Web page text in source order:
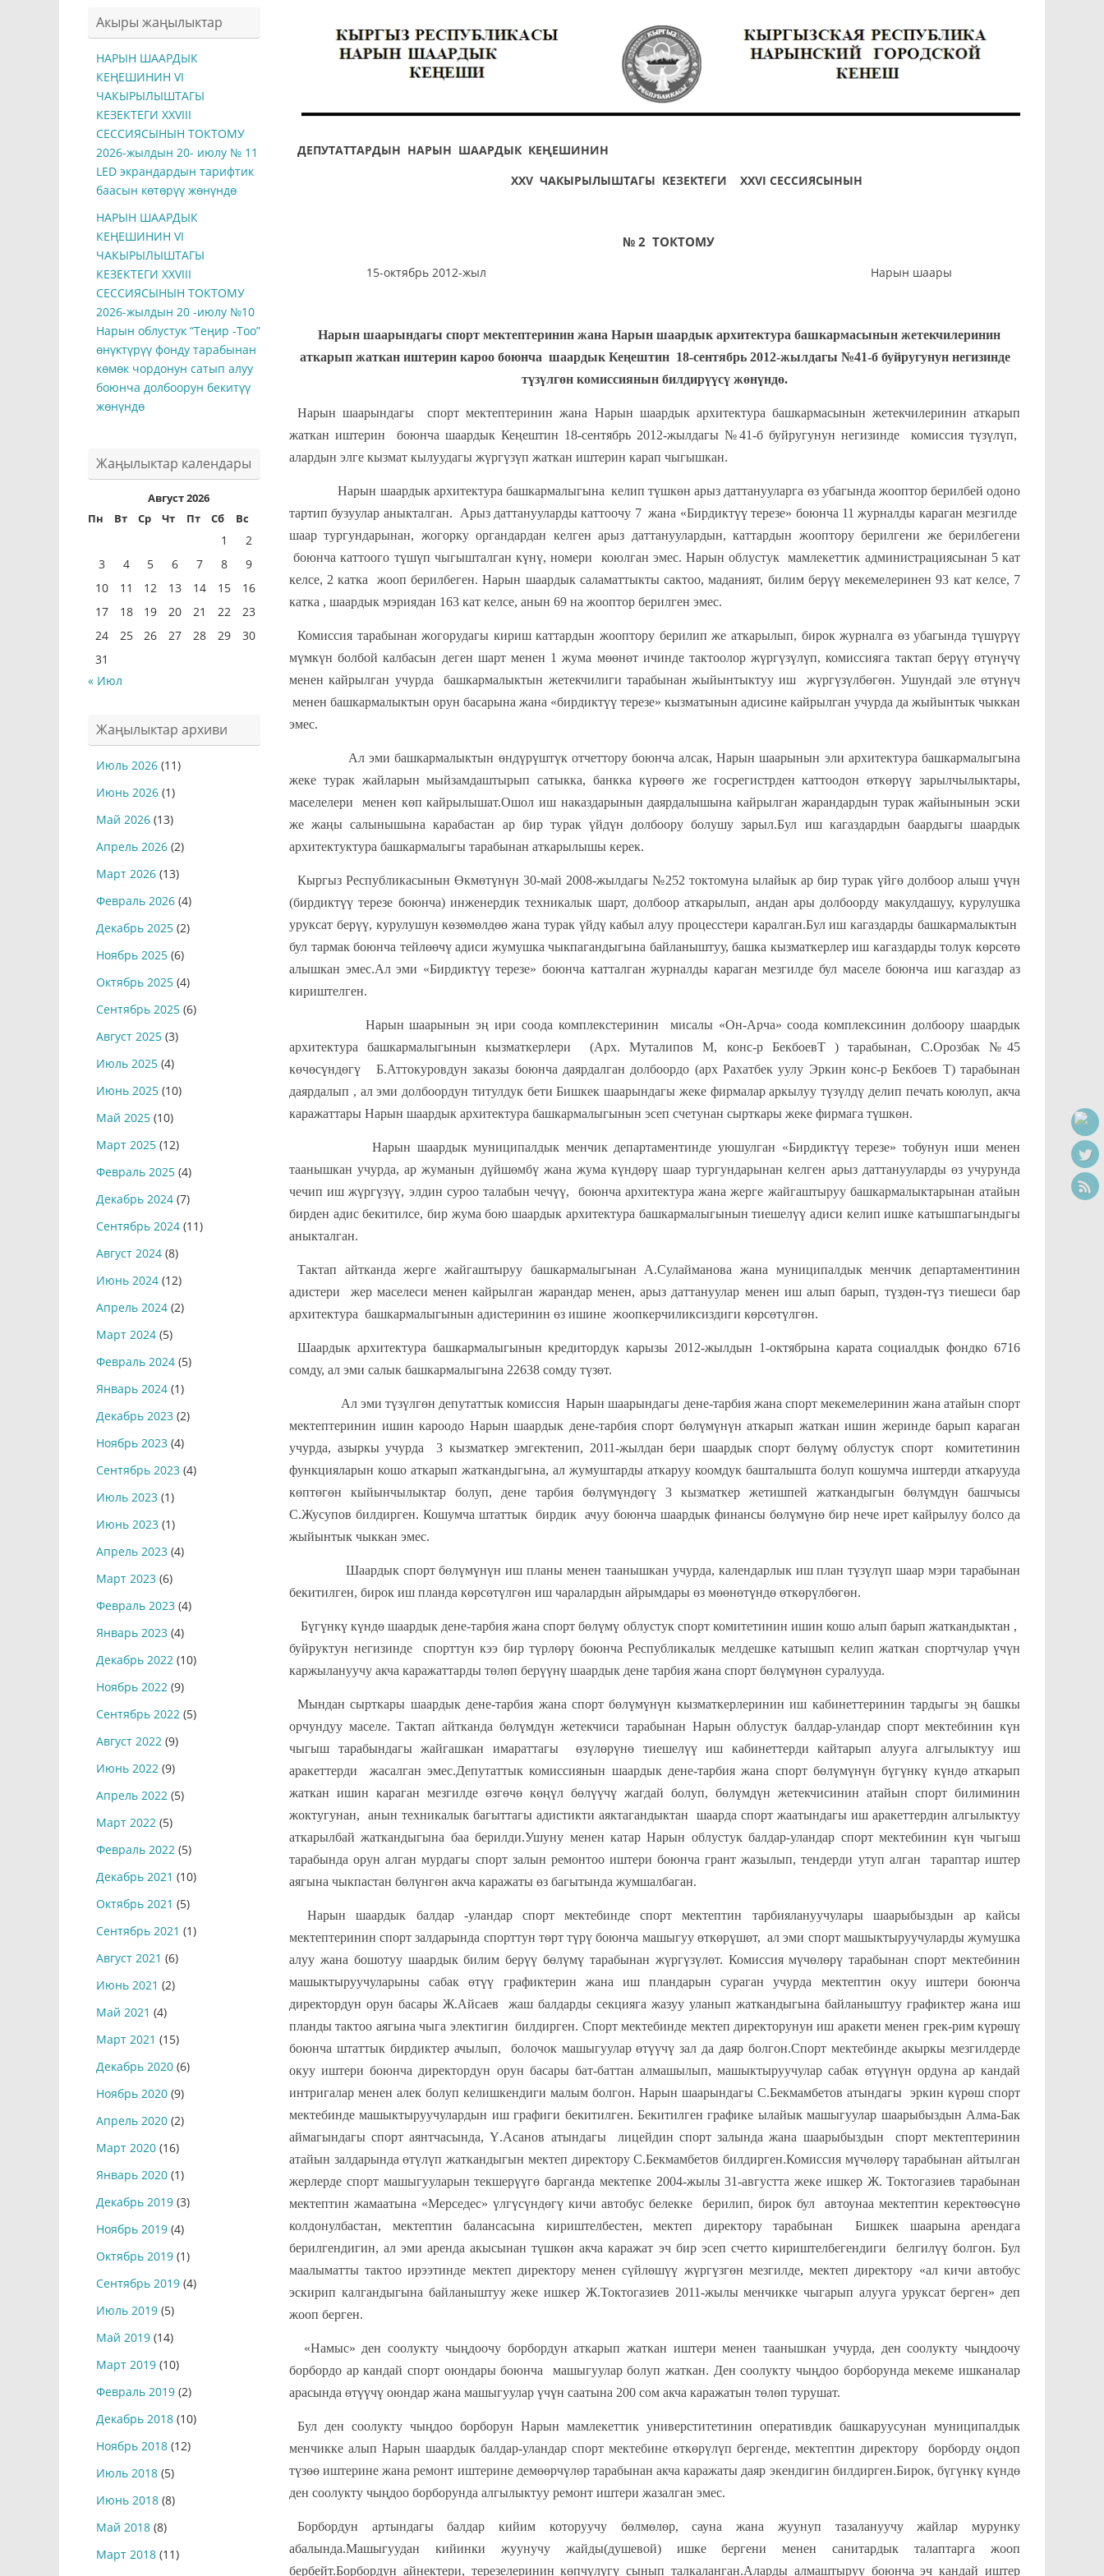
ДЕПУТАТТАРДЫН НАРЫН ШААРДЫК КЕҢЕШИНИН
XXV ЧАКЫРЫЛЫШТАГЫ КЕЗЕКТЕГИ XXVI СЕССИЯСЫНЫН
№ 2 ТОКТОМУ
15-октябрь 2012-жыл Нарын шаары
Нарын шаарындагы спорт мектептеринин жана Нарын шаардык архитектура башкармасынын жетекчилеринин
аткарып жаткан иштерин кароо боюнча шаардык Кеңештин 18-сентябрь 2012-жылдагы №41-б буйругунун негизинде
түзүлгөн комиссиянын билдирүүсү жөнүндө.
Нарын шаарындагы спорт мектептеринин жана Нарын шаардык архитектура башкармасынын жетекчилеринин аткарып
жаткан иштерин боюнча шаардык Кеңештин 18-сентябрь 2012-жылдагы №41-б буйругунун негизинде комиссия түзүлүп,
алардын элге кызмат кылуудагы жүргүзүп жаткан иштерин карап чыгышкан.
Нарын шаардык архитектура башкармалыгына келип түшкөн арыз даттанууларга өз убагында жооптор берилбей одоно
тартип бузуулар аныкталган. Арыз даттанууларды каттоочу 7 жана «Бирдиктүү терезе» боюнча 11 журналды караган мезгилде
шаар тургундарынан, жогорку органдардан келген арыз даттануулардын, каттардын жооптору берилгени же берилбегени
боюнча каттоого түшүп чыгышталган күнү, номери коюлган эмес. Нарын облустук мамлекеттик администрациясынан 5 кат
келсе, 2 катка жооп берилбеген. Нарын шаардык саламаттыкты сактоо, маданият, билим берүү мекемелеринен 93 кат келсе, 7
катка , шаардык мэриядан 163 кат келсе, анын 69 на жооптор берилген эмес.
Комиссия тарабынан жогорудагы кириш каттардын жооптору берилип же аткарылып, бирок журналга өз убагында түшүрүү
мүмкүн болбой калбасын деген шарт менен 1 жума мөөнөт ичинде тактоолор жүргүзүлүп, комиссияга тактап берүү өтүнүчү
менен кайрылган учурда башкармалыктын жетекчилиги тарабынан жыйынтыктуу иш жүргүзүлбөгөн. Ушундай эле өтүнүч
менен башкармалыктын орун басарына жана «бирдиктүү терезе» кызматынын адисине кайрылган учурда да жыйынтык чыккан
эмес.
Ал эми башкармалыктын өндүрүштүк отчеттору боюнча алсак, Нарын шаарынын эли архитектура башкармалыгына
жеке турак жайларын мыйзамдаштырып сатыкка, банкка күрөөгө же госрегистрден каттоодон өткөрүү зарылчылыктары,
маселелери менен көп кайрылышат.Ошол иш наказдарынын даярдалышына кайрылган жарандардын турак жайынынын эски
же жаңы салынышына карабастан ар бир турак үйдүн долбоору болушу зарыл.Бул иш кагаздардын баардыгы шаардык
архитектуктура башкармалыгы тарабынан аткарылышы керек.
Кыргыз Республикасынын Өкмөтүнүн 30-май 2008-жылдагы №252 токтомуна ылайык ар бир турак үйгө долбоор алыш үчүн
(бирдиктүү терезе боюнча) инженердик техникалык шарт, долбоор аткарылып, андан ары долбоорду макулдашуу, курулушка
уруксат берүү, курулушун көзөмөлдөө жана турак үйдү кабыл алуу процесстери каралган.Бул иш кагаздарды башкармалыктын
бул тармак боюнча тейлөөчү адиси жумушка чыкпагандыгына байланыштуу, башка кызматкерлер иш кагаздарды толук көрсөтө
алышкан эмес.Ал эми «Бирдиктүү терезе» боюнча катталган журналды караган мезгилде бул маселе боюнча иш кагаздар аз
кириштелген.
Нарын шаарынын эң ири соода комплекстеринин мисалы «Он-Арча» соода комплексинин долбоору шаардык
архитектура башкармалыгынын кызматкерлери (Арх. Муталипов М, конс-р БекбоевТ ) тарабынан, С.Орозбак №45
көчөсүндөгү Б.Аттокуровдун заказы боюнча даярдалган долбоордо (арх Рахатбек уулу Эркин конс-р Бекбоев Т) тарабынан
даярдалып , ал эми долбоордун титулдук бети Бишкек шаарындагы жеке фирмалар аркылуу түзүлдү делип печать коюлуп, акча
каражаттары Нарын шаардык архитектура башкармалыгынын эсеп счетунан сырткары жеке фирмага түшкөн.
Нарын шаардык муниципалдык менчик департаментинде уюшулган «Бирдиктүү терезе» тобунун иши менен
таанышкан учурда, ар жуманын дүйшөмбү жана жума күндөрү шаар тургундарынан келген арыз даттанууларды өз учурунда
чечип иш жүргүзүү, элдин суроо талабын чечүү, боюнча архитектура жана жерге жайгаштыруу башкармалыктарынан атайын
бирден адис бекитилсе, бир жума бою шаардык архитектура башкармалыгынын тиешелүү адиси келип ишке катышпагындыгы
аныкталган.
Тактап айтканда жерге жайгаштыруу башкармалыгынан А.Сулайманова жана муниципалдык менчик департаментинин
адистери жер маселеси менен кайрылган жарандар менен, арыз даттануулар менен иш алып барып, түздөн-түз тиешеси бар
архитектура башкармалыгынын адистеринин өз ишине жоопкерчиликсиздиги көрсөтүлгөн.
Шаардык архитектура башкармалыгынын кредитордук карызы 2012-жылдын 1-октябрына карата социалдык фондко 6716
сомду, ал эми салык башкармалыгына 22638 сомду түзөт.
Ал эми түзүлгөн депутаттык комиссия Нарын шаарындагы дене-тарбия жана спорт мекемелеринин жана атайын спорт
мектептеринин ишин кароодо Нарын шаардык дене-тарбия спорт бөлүмүнүн аткарып жаткан ишин жеринде барып караган
учурда, азыркы учурда 3 кызматкер эмгектенип, 2011-жылдан бери шаардык спорт бөлүмү облустук спорт комитетинин
функцияларын кошо аткарып жаткандыгына, ал жумуштарды аткаруу коомдук башталышта болуп кошумча иштерди аткарууда
көптөгөн кыйынчылыктар болуп, дене тарбия бөлүмүндөгү 3 кызматкер жетишпей жаткандыгын бөлүмдүн башчысы
С.Жусупов билдирген. Кошумча штаттык бирдик ачуу боюнча шаардык финансы бөлүмүнө бир нече ирет кайрылуу болсо да
жыйынтык чыккан эмес.
Шаардык спорт бөлүмүнүн иш планы менен таанышкан учурда, календарлык иш план түзүлүп шаар мэри тарабынан
бекитилген, бирок иш планда көрсөтүлгөн иш чаралардын айрымдары өз мөөнөтүндө өткөрүлбөгөн.
Бүгүнкү күндө шаардык дене-тарбия жана спорт бөлүмү облустук спорт комитетинин ишин кошо алып барып жаткандыктан ,
буйруктун негизинде спорттун кээ бир түрлөрү боюнча Республикалык мелдешке катышып келип жаткан спортчулар үчүн
каржылануучу акча каражаттарды төлөп берүүнү шаардык дене тарбия жана спорт бөлүмүнөн суралууда.
Мындан сырткары шаардык дене-тарбия жана спорт бөлүмүнүн кызматкерлеринин иш кабинеттеринин тардыгы эң башкы
орчундуу маселе. Тактап айтканда бөлүмдүн жетекчиси тарабынан Нарын облустук балдар-уландар спорт мектебинин күн
чыгыш тарабындагы жайгашкан имараттагы өзүлөрүнө тиешелүү иш кабинеттерди кайтарып алууга алгылыктуу иш
аракеттерди жасалган эмес.Депутаттык комиссиянын шаардык дене-тарбия жана спорт бөлүмүнүн бүгүнкү күндө аткарып
жаткан ишин караган мезгилде өзгөчө көңүл бөлүүчү жагдай болуп, бөлүмдүн жетекчисинин атайын спорт билиминин
жоктугунан, анын техникалык багыттагы адистикти аяктагандыктан шаарда спорт жаатындагы иш аракеттердин алгылыктуу
аткарылбай жаткандыгына баа берилди.Ушуну менен катар Нарын облустук балдар-уландар спорт мектебинин күн чыгыш
тарабында орун алган мурдагы спорт залын ремонтоо иштери боюнча грант жазылып, тендерди утуп алган тараптар иштер
аягына чыкпастан бөлүнгөн акча каражаты өз багытында жумшалбаган.
Нарын шаардык балдар -уландар спорт мектебинде спорт мектептин тарбиялануучулары шаарыбыздын ар кайсы
мектептеринин спорт залдарында спорттун төрт түрү боюнча машыгуу өткөрүшөт, ал эми спорт машыктыруучуларды жумушка
алуу жана бошотуу шаардык билим берүү бөлүмү тарабынан жүргүзүлөт. Комиссия мүчөлөрү тарабынан спорт мектебинин
машыктыруучуларыны сабак өтүү графиктерин жана иш пландарын сураган учурда мектептин окуу иштери боюнча
директордун орун басары Ж.Айсаев жаш балдарды секцияга жазуу уланып жаткандыгына байланыштуу графиктер жана иш
планды тактоо аягына чыга электигин билдирген. Спорт мектебинде мектеп директорунун иш аракети менен грек-рим күрөшү
боюнча штаттык бирдиктер ачылып, болочок машыгуулар өтүүчү зал да даяр болгон.Спорт мектебинде акыркы мезгилдерде
окуу иштери боюнча директордун орун басары бат-баттан алмашылып, машыктыруучулар сабак өтүүнүн ордуна ар кандай
интригалар менен алек болуп келишкендиги малым болгон. Нарын шаарындагы С.Бекмамбетов атындагы эркин күрөш спорт
мектебинде машыктыруучулардын иш графиги бекитилген. Бекитилген графике ылайык машыгуулар шаарыбыздын Алма-Бак
аймагындагы спорт аянтчасында, Ү.Асанов атындагы лицейдин спорт залында жана шаарыбыздын спорт мектептеринин
атайын залдарында өтүлүп жаткандыгын мектеп директору С.Бекмамбетов билдирген.Комиссия мүчөлөрү тарабынан айтылган
жерлерде спорт машыгууларын текшерүүгө барганда мектепке 2004-жылы 31-августта жеке ишкер Ж. Токтогазиев тарабынан
мектептин жамаатына «Мерседес» үлгүсүндөгү кичи автобус белекке берилип, бирок бул автоунаа мектептин керектөөсүнө
колдонулбастан, мектептин балансасына кириштелбестен, мектеп директору тарабынан Бишкек шаарына арендага
берилгендигин, ал эми аренда акысынан түшкөн акча каражат эч бир эсеп счетто кириштелбегендиги белгилүү болгон. Бул
маалыматты тактоо ирээтинде мектеп директору менен сүйлөшүү жүргүзгөн мезгилде, мектеп директору «ал кичи автобус
эскирип калгандыгына байланыштуу жеке ишкер Ж.Токтогазиев 2011-жылы менчикке чыгарып алууга уруксат берген» деп
жооп берген.
«Намыс» ден соолукту чыңдоочу борбордун аткарып жаткан иштери менен таанышкан учурда, ден соолукту чыңдоочу
борбордо ар кандай спорт оюндары боюнча машыгуулар болуп жаткан. Ден соолукту чыңдоо борборунда мекеме ишканалар
арасында өтүүчү оюндар жана машыгуулар үчүн саатына 200 сом акча каражатын төлөп турушат.
Бул ден соолукту чыңдоо борборун Нарын мамлекеттик универститетинин оперативдик башкаруусунан муниципалдык
менчикке алып Нарын шаардык балдар-уландар спорт мектебине өткөрүлүп бергенде, мектептин директору борборду оңдоп
түзөө иштерине жана ремонт иштерине демөөрчүлөр тарабынан акча каражаты даяр экендигин билдирген.Бирок, бүгүнкү күндө
ден соолукту чыңдоо борборунда алгылыктуу ремонт иштери жазалган эмес.
Борбордун артындагы балдар кийим которуучу бөлмөлөр, сауна жана жуунуп тазалануучу жайлар мурунку
абалында.Машыгуудан кийинки жуунучу жайды(душевой) ишке бергени менен санитардык талаптарга жооп
бербейт.Борбордун айнектери, терезелеринин көпчүлүгү сынып талкаланган.Аларды алмаштыруу боюнча эч кандай иштер
Акыры жаңылыктар
НАРЫН ШААРДЫК
КЕҢЕШИНИН VI
ЧАКЫРЫЛЫШТАГЫ
КЕЗЕКТЕГИ ХXVIII
СЕССИЯСЫНЫН ТОКТОМУ
2026-жылдын 20- июлу № 11
LED экрандардын тарифтик
баасын көтөрүү жөнүндө
НАРЫН ШААРДЫК
КЕҢЕШИНИН VI
ЧАКЫРЫЛЫШТАГЫ
КЕЗЕКТЕГИ ХXVIII
СЕССИЯСЫНЫН ТОКТОМУ
2026-жылдын 20 -июлу №10
Нарын облустук “Теңир -Тоо”
өнүктүрүү фонду тарабынан
көмөк чордонун сатып алуу
боюнча долбоорун бекитүү
жөнүндө
Жаңылыктар календары
Август 2026
Пн
Вт Ср Чт Пт Сб Вс
1
2
3
4 5 6 7 8
9
10
11 12 13 14 15
16
17
18 19 20 21 22
23
24
25 26 27 28 29
30
31
« Июл
Жаңылыктар архиви
Июль 2026 (11)
Июнь 2026 (1)
Май 2026 (13)
Апрель 2026 (2)
Март 2026 (13)
Февраль 2026 (4)
Декабрь 2025 (2)
Ноябрь 2025 (6)
Октябрь 2025 (4)
Сентябрь 2025 (6)
Август 2025 (3)
Июль 2025 (4)
Июнь 2025 (10)
Май 2025 (10)
Март 2025 (12)
Февраль 2025 (4)
Декабрь 2024 (7)
Сентябрь 2024 (11)
Август 2024 (8)
Июнь 2024 (12)
Апрель 2024 (2)
Март 2024 (5)
Февраль 2024 (5)
Январь 2024 (1)
Декабрь 2023 (2)
Ноябрь 2023 (4)
Сентябрь 2023 (4)
Июль 2023 (1)
Июнь 2023 (1)
Апрель 2023 (4)
Март 2023 (6)
Февраль 2023 (4)
Январь 2023 (4)
Декабрь 2022 (10)
Ноябрь 2022 (9)
Сентябрь 2022 (5)
Август 2022 (9)
Июнь 2022 (9)
Апрель 2022 (5)
Март 2022 (5)
Февраль 2022 (5)
Декабрь 2021 (10)
Октябрь 2021 (5)
Сентябрь 2021 (1)
Август 2021 (6)
Июнь 2021 (2)
Май 2021 (4)
Март 2021 (15)
Декабрь 2020 (6)
Ноябрь 2020 (9)
Апрель 2020 (2)
Март 2020 (16)
Январь 2020 (1)
Декабрь 2019 (3)
Ноябрь 2019 (4)
Октябрь 2019 (1)
Сентябрь 2019 (4)
Июль 2019 (5)
Май 2019 (14)
Март 2019 (10)
Февраль 2019 (2)
Декабрь 2018 (10)
Ноябрь 2018 (12)
Июль 2018 (5)
Июнь 2018 (8)
Май 2018 (8)
Март 2018 (11)